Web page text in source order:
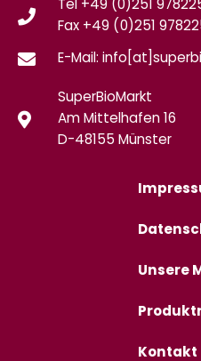
Tel +49 (0)251
Fax +49 (0)251
E-Mail:
SuperBioMarkt
Am Mittelhafen 16
D-48155 Münster
Unsere
Kontakt